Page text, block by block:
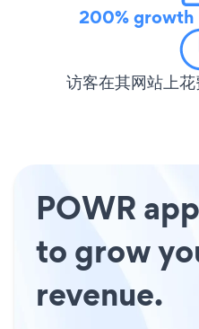
200% growth
访客在其网站上花
POWR
to grow
revenue.